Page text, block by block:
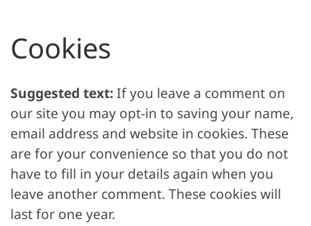
Cookies
Suggested text:If you leave a comment on
our site you may opt-in to saving your name,
email address and website in cookies. These
are for your convenience so that you do not
have to fill in your details again when you
leave another comment. These cookies will
last for one year.